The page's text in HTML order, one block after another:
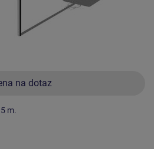
na dotaz
m.